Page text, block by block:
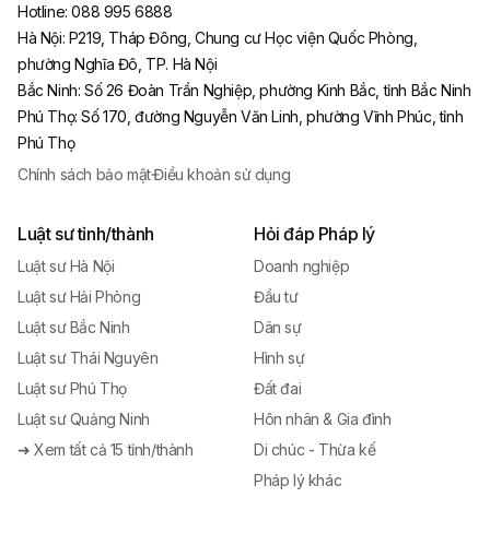
Hotline: 088 995 6888
Hà Nội: P219, Tháp Đông, Chung cư Học viện Quốc Phòng,
phường Nghĩa Đô, TP. Hà Nội
Bắc Ninh:Số 26 Đoàn Trần Nghiệp, phường Kinh Bắc, tỉnh Bắc Ninh
Phú Thọ:Số 170, đường Nguyễn Văn Linh, phường Vĩnh Phúc, tỉnh
Phú Thọ
Chính sách bảo mật·Điều khoản sử dụng
Luật sư tỉnh/thành
Luật sư Hà Nội
Luật sư Hải Phòng
Luật sư Bắc Ninh
Luật sư Thái Nguyên
Luật sư Phú Thọ
Luật sư Quảng Ninh
➜ Xem tất cả 15 tỉnh/thành
Hỏi đáp Pháp lý
Doanh nghiệp
Đầu tư
Dân sự
Hình sự
Đất đai
Hôn nhân & Gia đình
Di chúc - Thừa kế
Pháp lý khác